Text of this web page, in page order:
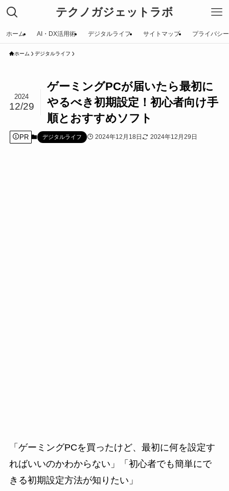
テクノガジェットラボ
ホーム AI・DX活用術 デジタルライフ サイトマップ プライバシ
ホーム デジタルライフ
ゲーミングPCが届いたら最初に
やるべき初期設定！初心者向け手
順とおすすめソフト
2024
12/29
PR デジタルライフ 2024年12月18日 2024年12月29日
「ゲーミングPCを買ったけど、最初に何を設定す
ればいいのかわからない」「初心者でも簡単にで
きる初期設定方法が知りたい」